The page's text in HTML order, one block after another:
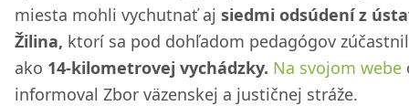
miesta mohli vychutnať aj siedmi odsúdení z
Žilina, ktorí sa pod dohľadom pedagógov
ako 14-kilometrovej vychádzky. Na svojom webe
informoval Zbor väzenskej a justičnej stráže.